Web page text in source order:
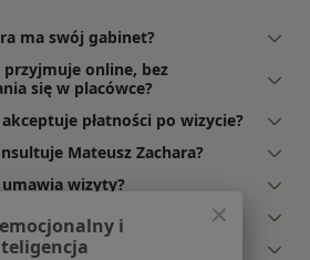
ma swój gabinet?
przyjmuje online, bez
się w placówce?
płatności po wizycie?
Mateusz Zachara?
umawia wizyty?
Mateusz Zachara?
pacjenci?
i